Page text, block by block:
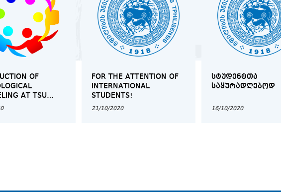
OF
AT TSU
OF MEDICINE
FOR THE ATTENTION OF
INTERNATIONAL
STUDENTS!
21/10/2020
ᲡᲢᲣᲓᲔᲜᲢᲗᲐ
ᲡᲐᲧᲣᲠᲐᲓᲦᲔᲑᲝᲓ
16/10/2020